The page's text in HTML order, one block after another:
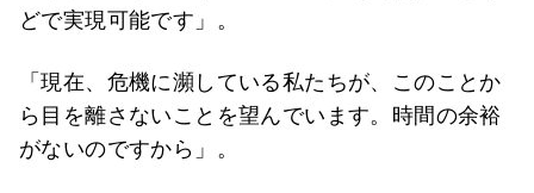
どで実現可能です」。
「現在、危機に瀕している私たちが、このことか
ら目を離さないことを望んでいます。時間の余裕
がないのですから」。